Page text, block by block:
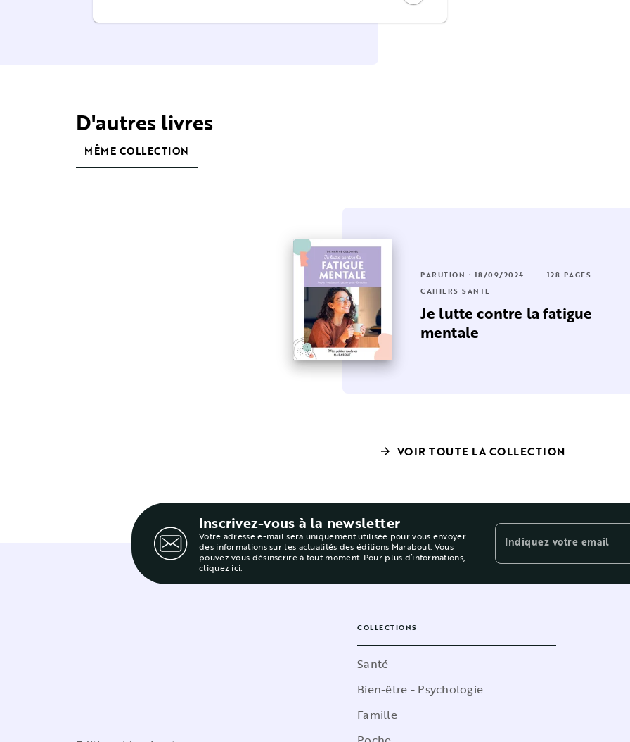
D'autres livres
MÊME COLLECTION
PARUTION : 18/09/2024
128 PAGES
CAHIERS SANTÉ
Je lutte contre la fatigue
mentale
arrow_forward VOIR TOUTE LA COLLECTION
Inscrivez-vous à la newsletter
Votre adresse e-mail sera uniquement utilisée pour vous envoyer
des informations sur les actualités des éditions Marabout. Vous
pouvez vous désinscrire à tout moment. Pour plus d’informations,
cliquez ici.
Indiquez votre email
COLLECTIONS
Santé
Bien-être - Psychologie
Famille